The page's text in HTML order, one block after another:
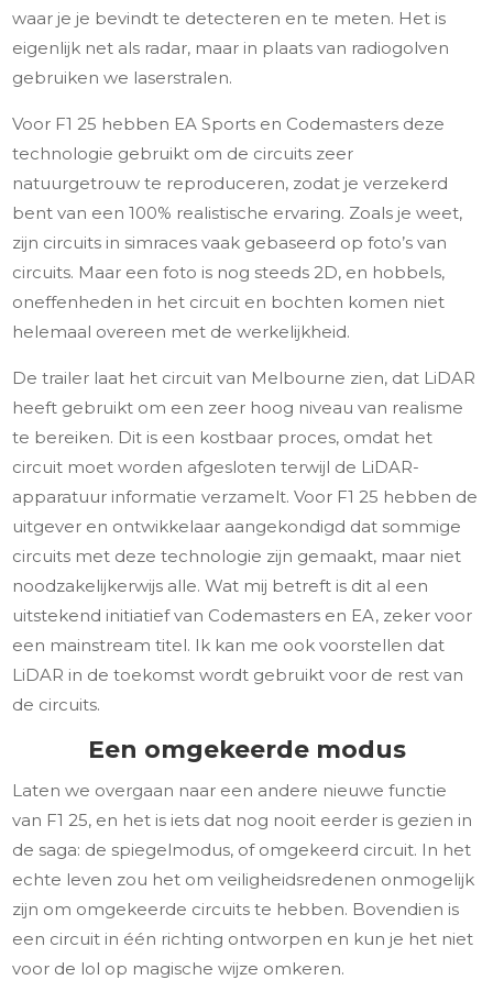
waar je je bevindt te detecteren en te meten. Het is
eigenlijk net als radar, maar in plaats van radiogolven
gebruiken we laserstralen.
Voor F1 25 hebben EA Sports en Codemasters deze
technologie gebruikt om de circuits zeer
natuurgetrouw te reproduceren, zodat je verzekerd
bent van een 100% realistische ervaring. Zoals je weet,
zijn circuits in simraces vaak gebaseerd op foto’s van
circuits. Maar een foto is nog steeds 2D, en hobbels,
oneffenheden in het circuit en bochten komen niet
helemaal overeen met de werkelijkheid.
De trailer laat het circuit van Melbourne zien, dat LiDAR
heeft gebruikt om een zeer hoog niveau van realisme
te bereiken. Dit is een kostbaar proces, omdat het
circuit moet worden afgesloten terwijl de LiDAR-
apparatuur informatie verzamelt. Voor F1 25 hebben de
uitgever en ontwikkelaar aangekondigd dat sommige
circuits met deze technologie zijn gemaakt, maar niet
noodzakelijkerwijs alle. Wat mij betreft is dit al een
uitstekend initiatief van Codemasters en EA, zeker voor
een mainstream titel. Ik kan me ook voorstellen dat
LiDAR in de toekomst wordt gebruikt voor de rest van
de circuits.
Een omgekeerde modus
Laten we overgaan naar een andere nieuwe functie
van F1 25, en het is iets dat nog nooit eerder is gezien in
de saga: de spiegelmodus, of omgekeerd circuit. In het
echte leven zou het om veiligheidsredenen onmogelijk
zijn om omgekeerde circuits te hebben. Bovendien is
een circuit in één richting ontworpen en kun je het niet
voor de lol op magische wijze omkeren.